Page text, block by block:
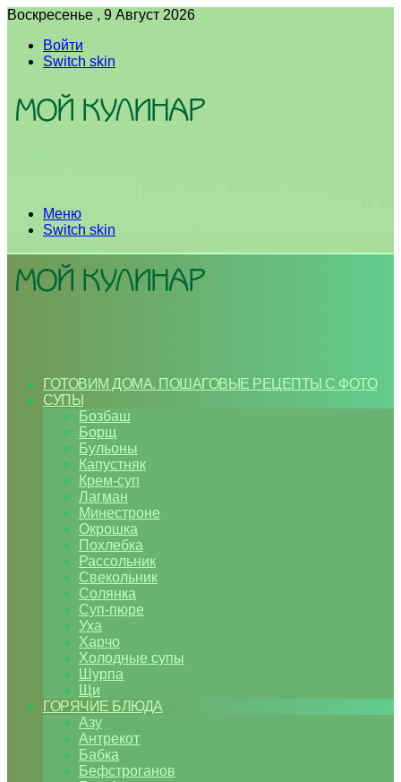
Воскресенье , 9 Август 2026
Войти
Switch skin
Меню
Switch skin
ГОТОВИМ ДОМА. ПОШАГОВЫЕ РЕЦЕПТЫ С ФОТО
СУПЫ
Бозбаш
Борщ
Бульоны
Капустняк
Крем-суп
Лагман
Минестроне
Окрошка
Похлебка
Рассольник
Свекольник
Солянка
Суп-пюре
Уха
Харчо
Холодные супы
Шурпа
Щи
ГОРЯЧИЕ БЛЮДА
Азу
Антрекот
Бабка
Бефстроганов